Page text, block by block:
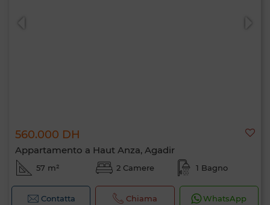
560.000 DH
Appartamento a Haut Anza, Agadir
57 m² 2 Camere 1 Bagno
Contatta Chiama WhatsApp